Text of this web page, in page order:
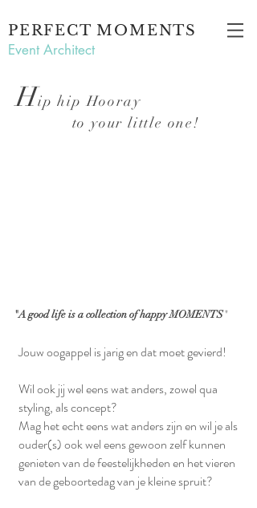
PERFECT MOMENTS
Event Architect
Hip hip Hooray
to your little one!
"A good life is a collection of happy MOMENTS"
Jouw oogappel is jarig en dat moet gevierd!
Wil ook jij wel eens wat anders, zowel qua
styling, als concept?
Mag het echt eens wat anders zijn en wil je als
ouder(s) ook wel eens gewoon zelf kunnen
genieten van de feestelijkheden en het vieren
van de geboortedag van je kleine spruit?